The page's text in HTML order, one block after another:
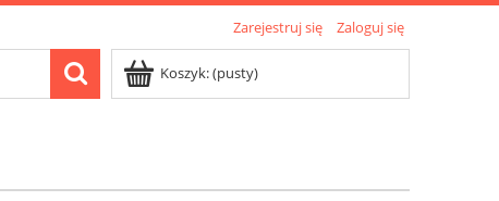
Zarejestruj się Zaloguj się
Koszyk:(pusty)